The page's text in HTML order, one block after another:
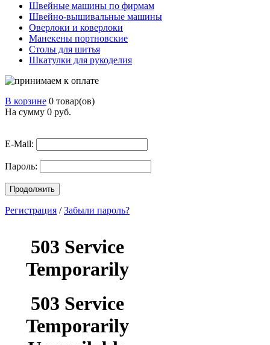
Швейные машины по фирмам
Швейно-вышивальные машины
Оверлоки и коверлоки
Манекены портновские
Столы для шитья
Шкатулки для рукоделия
В корзине 0 товар(ов)
На сумму 0 руб.
E-Mail:
Пароль:
Продолжить
Регистрация /Забыли пароль?